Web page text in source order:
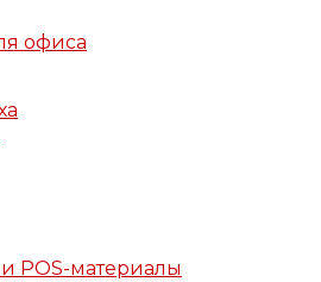
офиса
POS-материалы